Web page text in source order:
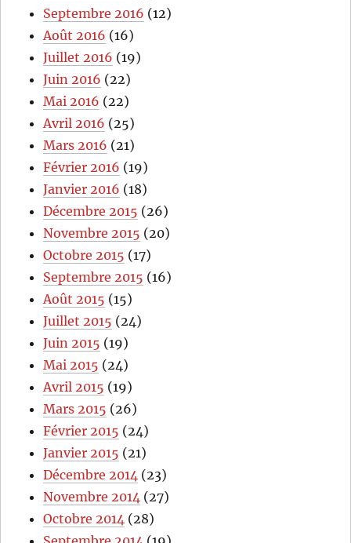
Septembre 2016 (12)
Août 2016 (16)
Juillet 2016 (19)
Juin 2016 (22)
Mai 2016 (22)
Avril 2016 (25)
Mars 2016 (21)
Février 2016 (19)
Janvier 2016 (18)
Décembre 2015 (26)
Novembre 2015 (20)
Octobre 2015 (17)
Septembre 2015 (16)
Août 2015 (15)
Juillet 2015 (24)
Juin 2015 (19)
Mai 2015 (24)
Avril 2015 (19)
Mars 2015 (26)
Février 2015 (24)
Janvier 2015 (21)
Décembre 2014 (23)
Novembre 2014 (27)
Octobre 2014 (28)